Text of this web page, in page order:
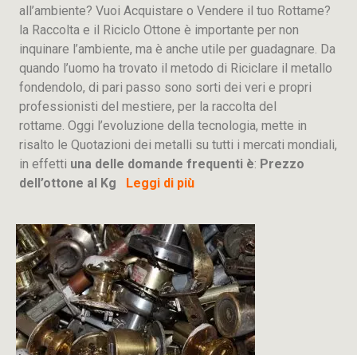
all’ambiente? Vuoi Acquistare o Vendere il tuo Rottame?
la Raccolta e il Riciclo Ottone è importante per non
inquinare l’ambiente, ma è anche utile per guadagnare. Da
quando l’uomo ha trovato il metodo di Riciclare il metallo
fondendolo, di pari passo sono sorti dei veri e propri
professionisti del mestiere, per la raccolta del
rottame. Oggi l’evoluzione della tecnologia, mette in
risalto le Quotazioni dei metalli su tutti i mercati mondiali,
in effetti una delle domande frequenti è: Prezzo
dell’ottone al Kg Leggi di più